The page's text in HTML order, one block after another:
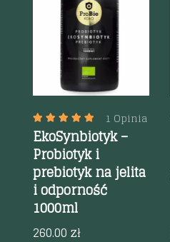
Szybki podgląd
1 Opinia
EkoSynbiotyk –
Probiotyk i
prebiotyk na jelita
i odporność
1000ml
260.00zł